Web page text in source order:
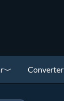
Converter